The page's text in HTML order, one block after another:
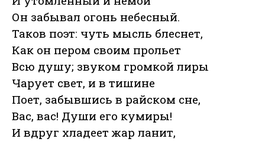
Он забывал огонь небесный.
Таков поэт: чуть мысль блеснет,
Как он пером своим прольет
Всю душу; звуком громкой лиры
Чарует свет, и в тишине
Поет, забывшись в райском сне,
Вас, вас! Души его кумиры!
И вдруг хладеет жар ланит,